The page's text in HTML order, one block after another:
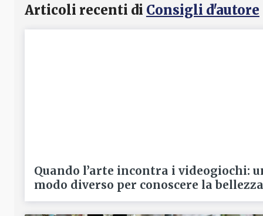
Articoli recenti di Consigli d'autore
Quando l’arte incontra i videogiochi:
modo diverso per conoscere la bellezza